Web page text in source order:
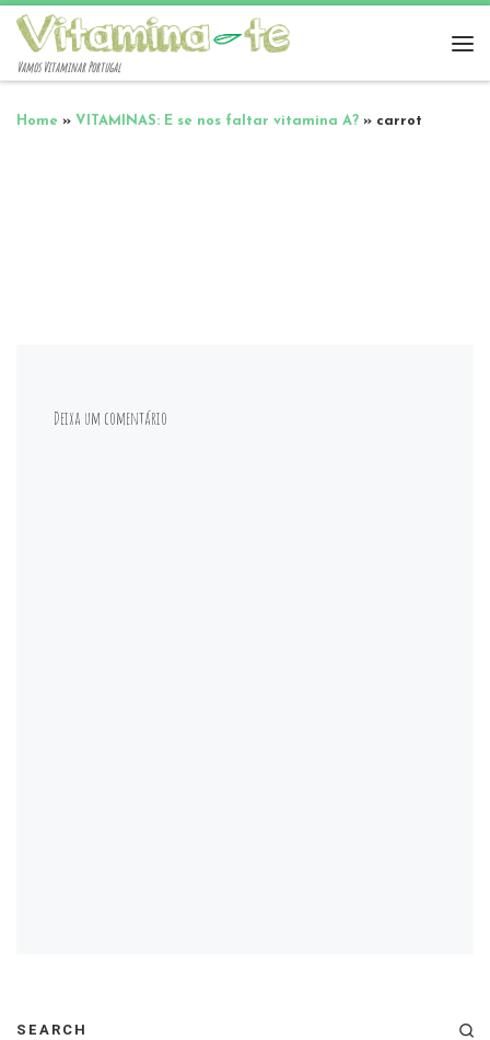
Vamos Vitaminar Portugal
Home » VITAMINAS: E se nos faltar vitamina A? » carrot
Deixa um comentário
SEARCH